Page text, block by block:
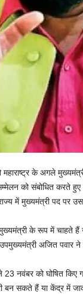
के अगले
को संबोधित करते
में मुख्यमंत्री पद पर
के रूप में
उपमुख्यमंत्री अजित
नवंबर को घोषित
सकते हैं या केंद्र में